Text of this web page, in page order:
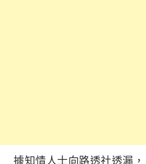
據知情人士向路透社透漏